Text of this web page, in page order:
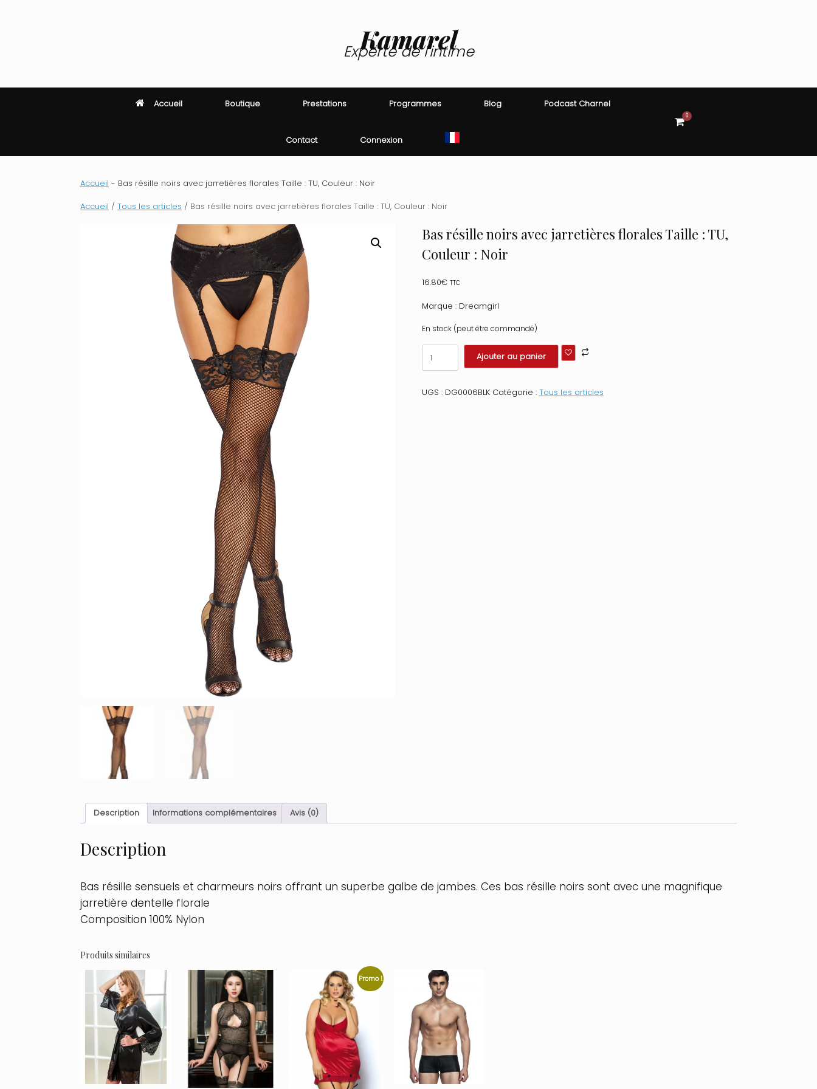
Kamarel
Experte de l'intime
Accueil Boutique Prestations Programmes Blog Podcast Charnel
Contact Connexion
View
shopping
0
Accueil - Bas résille noirs avec jarretières florales Taille : TU, Couleur : Noir
Accueil / Tous les articles / Bas résille noirs avec jarretières florales Taille : TU, Couleur : Noir
Bas résille noirs avec jarretières florales Taille : TU,
Couleur : Noir
16.80€ TTC
Marque : Dreamgirl
En stock (peut être commandé)
quantité
de
Bas
noirs
Ajouter au panier
UGS : DG0006BLK Catégorie : Tous les articles
Description Informations complémentaires Avis (0)
Description
Bas résille sensuels et charmeurs noirs offrant un superbe galbe de jambes. Ces bas résille noirs sont avec une magnifique
jarretière dentelle florale
Composition 100% Nylon
Produits similaires
Promo !